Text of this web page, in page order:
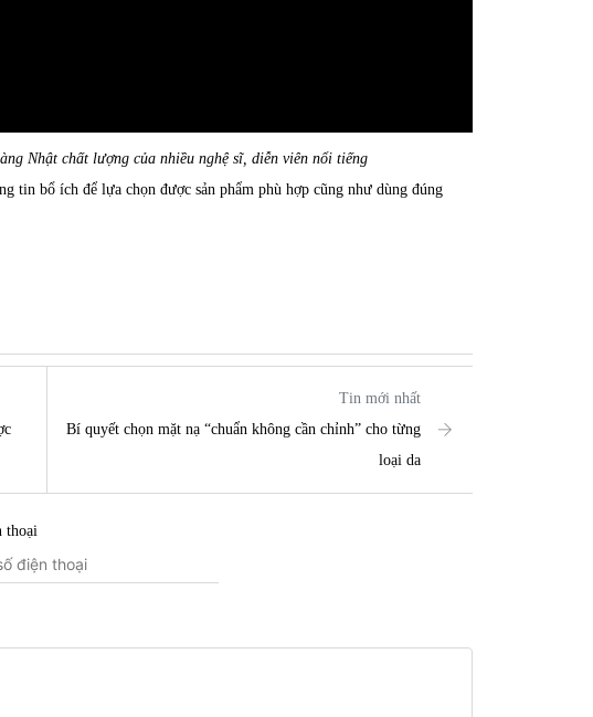
Nhật chất lượng của nhiều nghệ sĩ, diễn viên nổi tiếng
tin bổ ích để lựa chọn được sản phẩm phù hợp cũng như dùng đúng
Tin mới nhất
Bí quyết chọn mặt nạ “chuẩn không cần chỉnh” cho từng
loại da
thoại